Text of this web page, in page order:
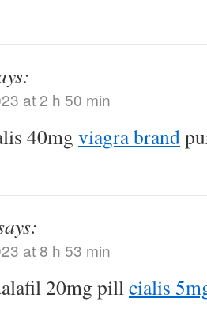
at 2 h 50 min
40mg viagra brand
at 8 h 53 min
20mg pillcialis